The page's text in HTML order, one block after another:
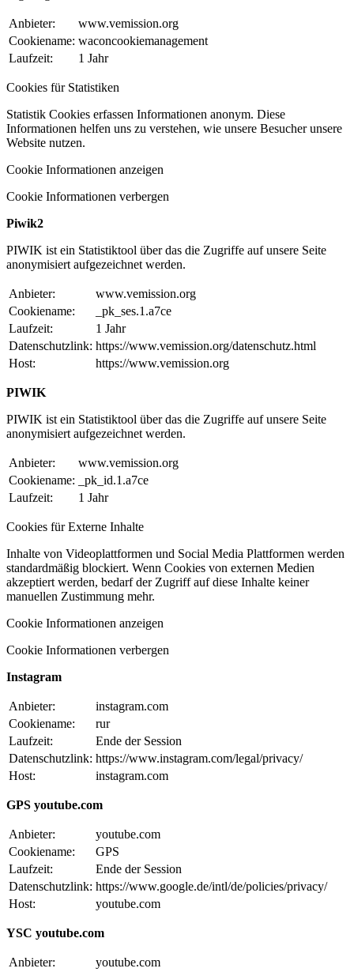
Anbieter:
www.vemission.org
Cookiename: waconcookiemanagement
Laufzeit:
1 Jahr
Cookies für Statistiken
Statistik Cookies erfassen Informationen anonym. Diese
Informationen helfen uns zu verstehen, wie unsere Besucher unsere
Website nutzen.
Cookie Informationen anzeigen
Cookie Informationen verbergen
Piwik2
PIWIK ist ein Statistiktool über das die Zugriffe auf unsere Seite
anonymisiert aufgezeichnet werden.
Anbieter:
www.vemission.org
Cookiename:
_pk_ses.1.a7ce
Laufzeit:
1 Jahr
Datenschutzlink: https://www.vemission.org/datenschutz.html
Host:
https://www.vemission.org
PIWIK
PIWIK ist ein Statistiktool über das die Zugriffe auf unsere Seite
anonymisiert aufgezeichnet werden.
Anbieter:
www.vemission.org
Cookiename:
_pk_id.1.a7ce
Laufzeit:
1 Jahr
Cookies für Externe Inhalte
Inhalte von Videoplattformen und Social Media Plattformen werden
standardmäßig blockiert. Wenn Cookies von externen Medien
akzeptiert werden, bedarf der Zugriff auf diese Inhalte keiner
manuellen Zustimmung mehr.
Cookie Informationen anzeigen
Cookie Informationen verbergen
Instagram
Anbieter:
instagram.com
Cookiename:
rur
Laufzeit:
Ende der Session
Datenschutzlink: https://www.instagram.com/legal/privacy/
Host:
instagram.com
GPS youtube.com
Anbieter:
youtube.com
Cookiename:
GPS
Laufzeit:
Ende der Session
Datenschutzlink: https://www.google.de/intl/de/policies/privacy/
Host:
youtube.com
YSC youtube.com
Anbieter:
youtube.com